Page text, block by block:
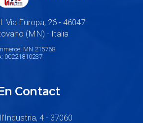
Via Europa, 26 - 46047
(MN) - Italia
MN 215768
00221810237
Contact
4 - 37060